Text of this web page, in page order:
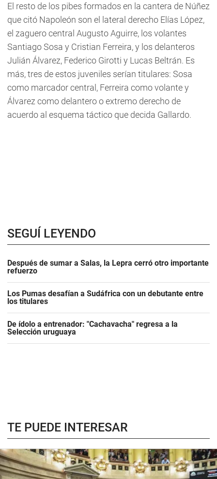
El resto de los pibes formados en la cantera de Núñez
que citó Napoleón son el lateral derecho Elías López,
el zaguero central Augusto Aguirre, los volantes
Santiago Sosa y Cristian Ferreira, y los delanteros
Julián Álvarez, Federico Girotti y Lucas Beltrán. Es
más, tres de estos juveniles serían titulares: Sosa
como marcador central, Ferreira como volante y
Álvarez como delantero o extremo derecho de
acuerdo al esquema táctico que decida Gallardo.
SEGUÍ LEYENDO
Después de sumar a Salas, la Lepra cerró otro importante
refuerzo
Los Pumas desafían a Sudáfrica con un debutante entre
los titulares
De ídolo a entrenador: "Cachavacha" regresa a la
Selección uruguaya
TE PUEDE INTERESAR